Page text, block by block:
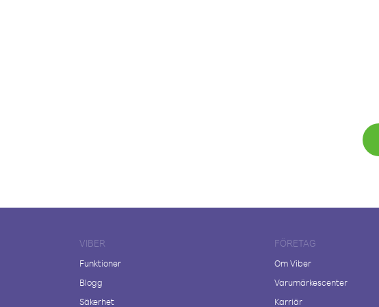
VIBER
Funktioner
Blogg
Säkerhet
FÖRETAG
Om Viber
Varumärkescenter
Karriär